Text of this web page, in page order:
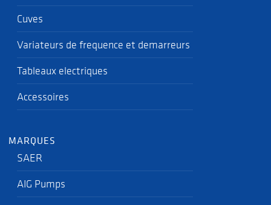
Cuves
Variateurs de frequence et demarreurs
Tableaux electriques
Accessoires
MARQUES
SAER
AIG Pumps